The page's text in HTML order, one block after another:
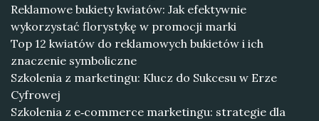
Reklamowe bukiety kwiatów: Jak efektywnie
wykorzystać florystykę w promocji marki
Top 12 kwiatów do reklamowych bukietów i ich
znaczenie symboliczne
Szkolenia z marketingu: Klucz do Sukcesu w Erze
Cyfrowej
Szkolenia z e‑commerce marketingu: strategie dla